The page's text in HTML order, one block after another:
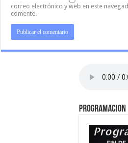
correo electrónico y web en este
comente.
PROGRAMACION